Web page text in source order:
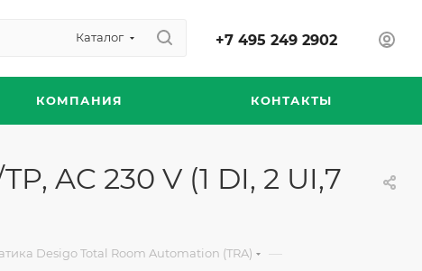
Каталог +7 495 249 2902
КОМПАНИЯ КОНТАКТЫ
AC 230 V (1 DI, 2 UI,7
Desigo Total Room Automation (TRA) —